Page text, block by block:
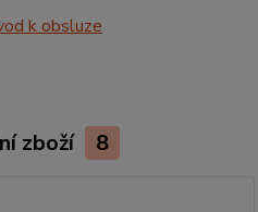
k obsluze
zboží 8